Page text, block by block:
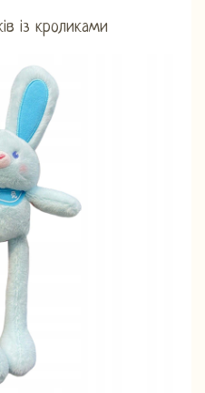
із кроликами